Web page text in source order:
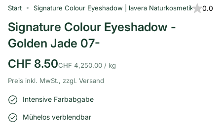
Start Signature Colour Eyeshadow | lavera Naturkosmetik
Signature Colour Eyeshadow -
Golden Jade 07-
0.0
CHF 8.50Einheitspreis
CHF 4,250.00 /pro
kg
Preis inkl. MwSt., zzgl. Versand
Intensive Farbabgabe
Mühelos verblendbar